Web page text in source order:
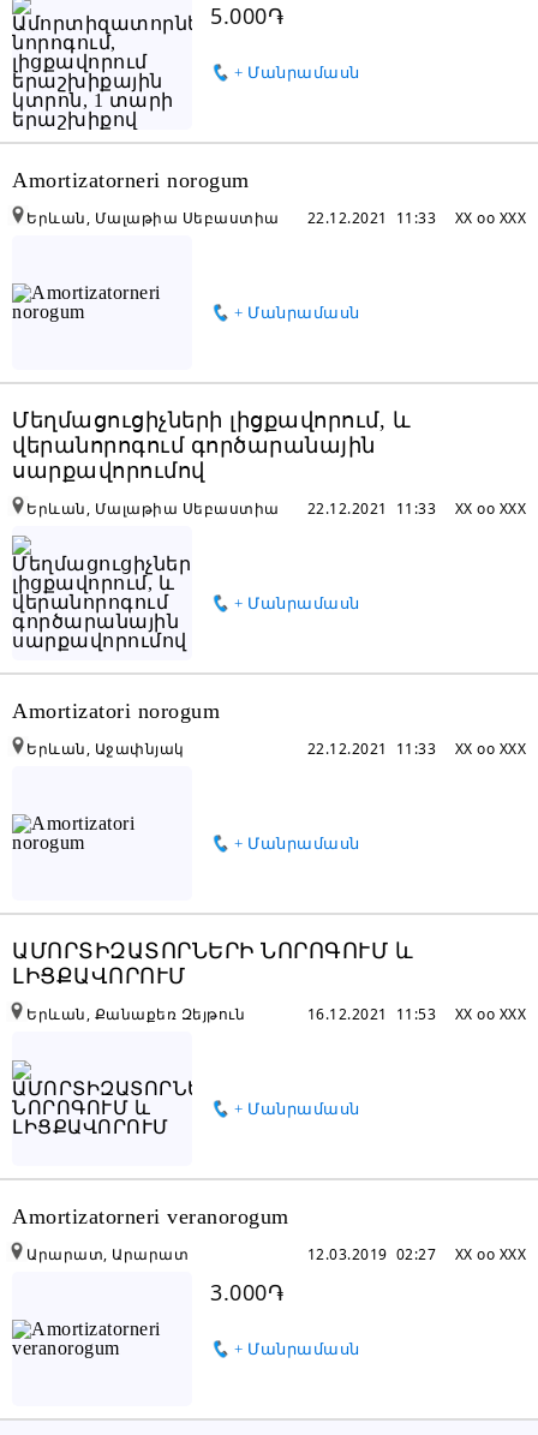
5.000֏
+ Մանրամասն
Amortizatorneri norogum
+ Մանրամասն
XX oo XXX
22.12.2021 11:33
Երևան, Մալաթիա Սեբաստիա
Մեղմացուցիչների լիցքավորում, և
վերանորոգում գործարանային
սարքավորումով
+ Մանրամասն
XX oo XXX
22.12.2021 11:33
Երևան, Մալաթիա Սեբաստիա
Amortizatori norogum
+ Մանրամասն
XX oo XXX
22.12.2021 11:33
Երևան, Աջափնյակ
ԱՄՈՐՏԻԶԱՏՈՐՆԵՐԻ ՆՈՐՈԳՈՒՄ և
ԼԻՑՔԱՎՈՐՈՒՄ
+ Մանրամասն
XX oo XXX
16.12.2021 11:53
Երևան, Քանաքեռ Զեյթուն
Amortizatorneri veranorogum
3.000֏
+ Մանրամասն
XX oo XXX
12.03.2019 02:27
Արարատ, Արարատ